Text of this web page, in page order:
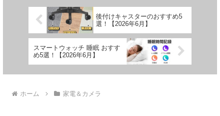
後付けキャスターのおすすめ5
選！【2026年6月】
スマートウォッチ 睡眠 おすす
め5選！【2026年6月】
ホーム 家電＆カメラ